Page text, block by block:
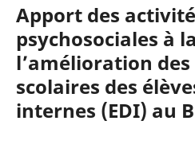
Apport des
psychosociales à
l’amélioration
scolaires des
internes (EDI) au